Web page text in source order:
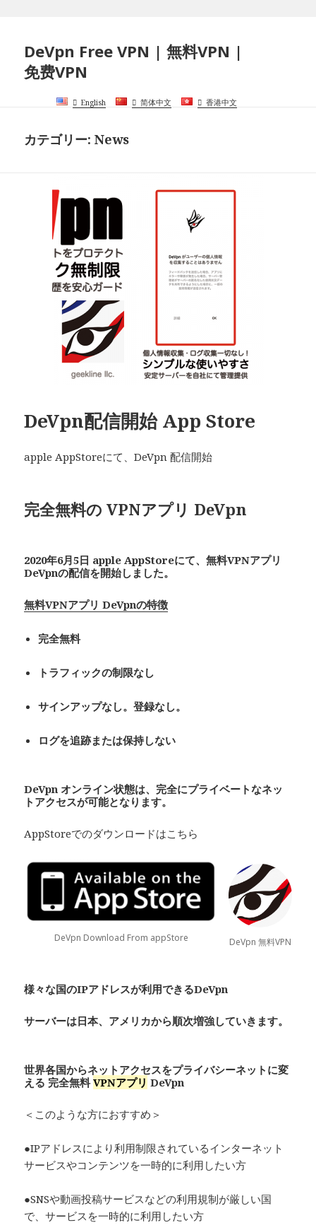
DeVpn Free VPN | 無料VPN |
免费VPN
カテゴリー:News
DeVpn配信開始 App Store
apple AppStoreにて、DeVpn 配信開始
完全無料の VPNアプリ DeVpn
2020年6月5日 apple AppStoreにて、無料VPNアプリ
DeVpnの配信を開始しました。
無料VPNアプリ DeVpnの特徴
完全無料
トラフィックの制限なし
サインアップなし。登録なし。
ログを追跡または保持しない
DeVpn オンライン状態は、完全にプライベートなネッ
トアクセスが可能となります。
AppStoreでのダウンロードはこちら
DeVpn 無料VPN
DeVpn Download From appStore
様々な国のIPアドレスが利用できるDeVpn
サーバーは日本、アメリカから順次増強していきます。
世界各国からネットアクセスをプライバシーネットに変
える 完全無料VPNアプリ DeVpn
＜このような方におすすめ＞
●IPアドレスにより利用制限されているインターネット
サービスやコンテンツを一時的に利用したい方
●SNSや動画投稿サービスなどの利用規制が厳しい国
で、サービスを一時的に利用したい方
English 简体中文 香港中文